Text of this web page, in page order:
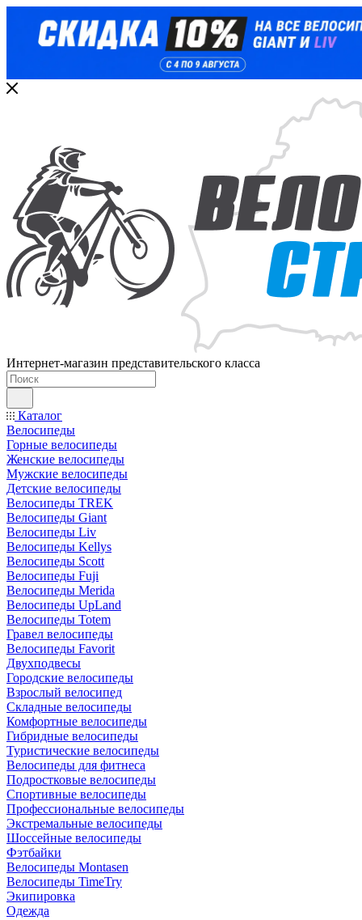
Интернет-магазин представительского класса
Каталог
Велосипеды
Горные велосипеды
Женские велосипеды
Мужские велосипеды
Детские велосипеды
Велосипеды TREK
Велосипеды Giant
Велосипеды Liv
Велосипеды Kellys
Велосипеды Scott
Велосипеды Fuji
Велосипеды Merida
Велосипеды UpLand
Велосипеды Totem
Гравел велосипеды
Велосипеды Favorit
Двухподвесы
Городские велосипеды
Взрослый велосипед
Складные велосипеды
Комфортные велосипеды
Гибридные велосипеды
Туристические велосипеды
Велосипеды для фитнеса
Подростковые велосипеды
Спортивные велосипеды
Профессиональные велосипеды
Экстремальные велосипеды
Шоссейные велосипеды
Фэтбайки
Велосипеды Montasen
Велосипеды TimeTry
Экипировка
Одежда